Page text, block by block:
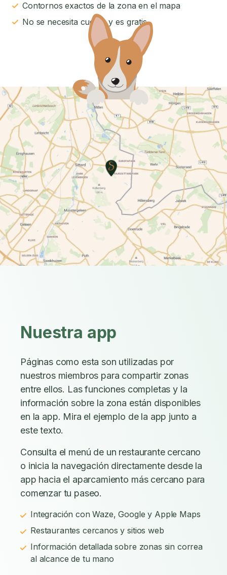
Contornos exactos de la zona en el mapa
No se necesita cuenta y es gratis
Nuestra app
Páginas como esta son utilizadas por
nuestros miembros para compartir zonas
entre ellos. Las funciones completas y la
información sobre la zona están disponibles
en la app. Mira el ejemplo de la app junto a
este texto.
Consulta el menú de un restaurante cercano
o inicia la navegación directamente desde la
app hacia el aparcamiento más cercano para
comenzar tu paseo.
Integración con Waze, Google y Apple Maps
Restaurantes cercanos y sitios web
Información detallada sobre zonas sin correa
al alcance de tu mano